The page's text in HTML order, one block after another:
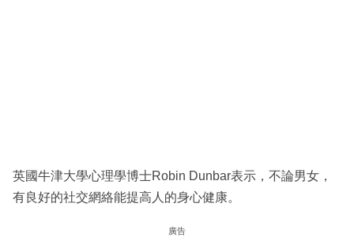
英國牛津大學心理學博士Robin Dunbar表示，不論男女，
有良好的社交網絡能提高人的身心健康。
廣告